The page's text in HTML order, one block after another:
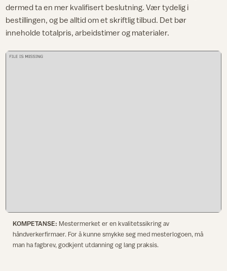
dermed ta en mer kvalifisert beslutning. Vær tydelig i
bestillingen, og be alltid om et skriftlig tilbud. Det bør
inneholde totalpris, arbeidstimer og materialer.
KOMPETANSE: Mestermerket er en kvalitetssikring av
håndverkerfirmaer. For å kunne smykke seg med mesterlogoen, må
man ha fagbrev, godkjent utdanning og lang praksis.